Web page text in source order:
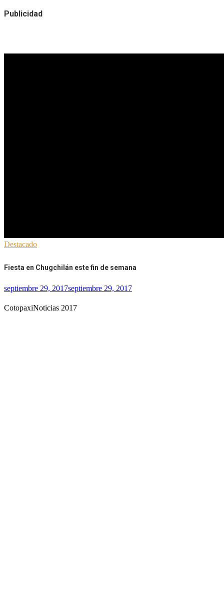
Publicidad
Destacado
Fiesta en Chugchilán este fin de semana
septiembre 29, 2017septiembre 29, 2017
CotopaxiNoticias 2017